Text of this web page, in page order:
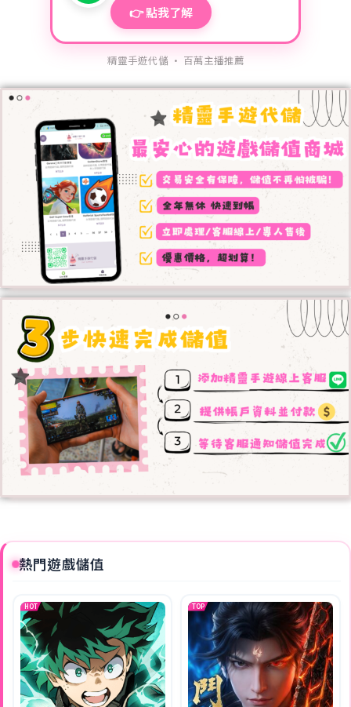
👉 點我了解
精靈手遊代儲 · 百萬主播推薦
熱門遊戲儲值
HOT TOP